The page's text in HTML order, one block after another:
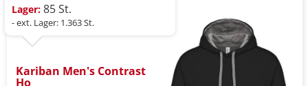
Lager: 85 St.
- ext. Lager: 1.363 St.
Kariban Men's Contrast
Ho